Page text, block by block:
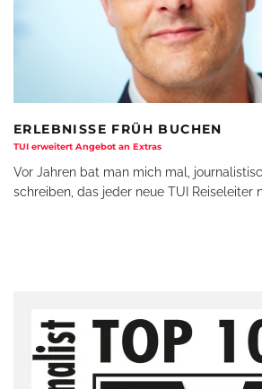
ERLEBNISSE FRÜH BUCHEN
TUI erweitert Angebot an Extras
Vor Jahren bat man mich mal,
schreiben, das jeder neue TUI Reiseleiter